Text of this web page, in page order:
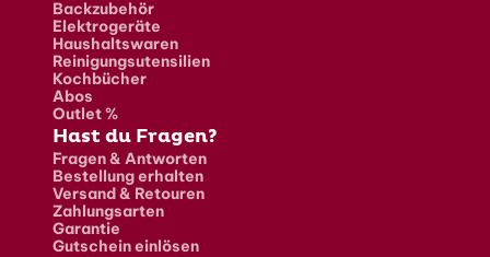
Backzubehör
Elektrogeräte
Haushaltswaren
Reinigungsutensilien
Kochbücher
Abos
Outlet %
Hast du Fragen?
Fragen & Antworten
Bestellung erhalten
Versand & Retouren
Zahlungsarten
Garantie
Gutschein einlösen